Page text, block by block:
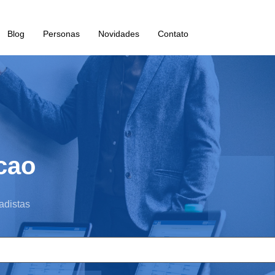
Blog Personas Novidades Contato